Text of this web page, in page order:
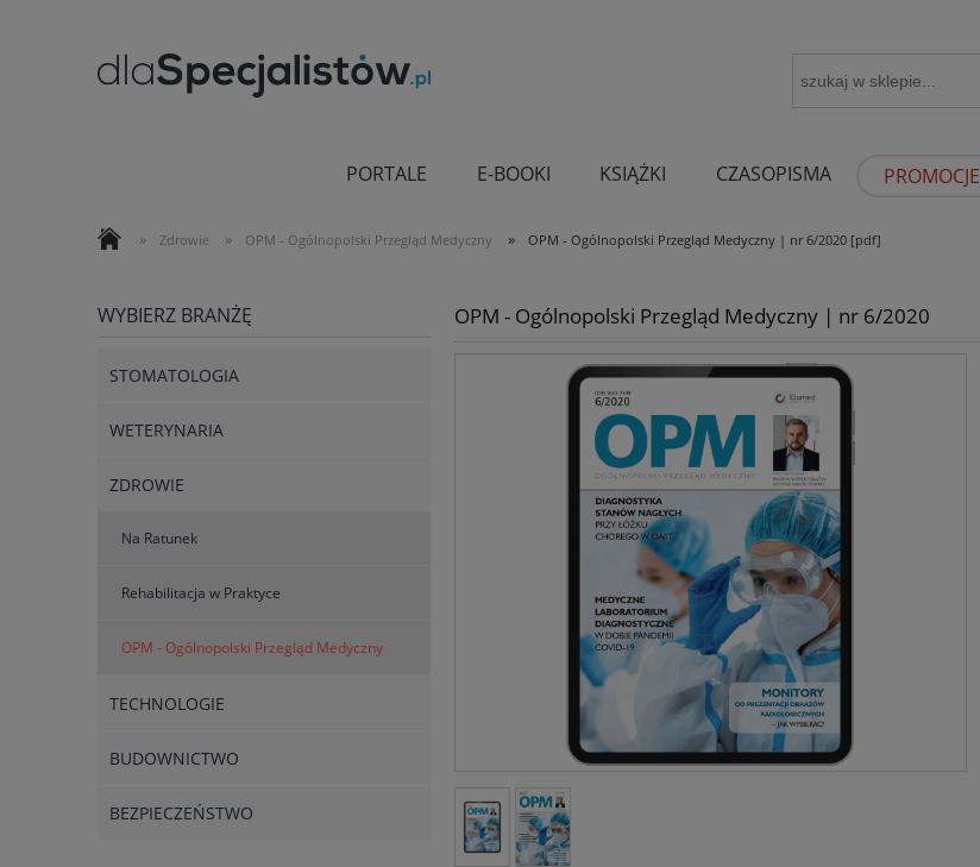
PORTALE E-BOOKI KSIĄŻKI CZASOPISMA PROMOCJE
» Zdrowie » OPM - Ogólnopolski Przegląd Medyczny » OPM - Ogólnopolski Przegląd Medyczny | nr 6/2020 [pdf]
WYBIERZ BRANŻĘ
STOMATOLOGIA
WETERYNARIA
ZDROWIE
Na Ratunek
Rehabilitacja w Praktyce
OPM - Ogólnopolski Przegląd Medyczny
TECHNOLOGIE
BUDOWNICTWO
BEZPIECZEŃSTWO
OPM - Ogólnopolski Przegląd Medyczny | nr 6/2020